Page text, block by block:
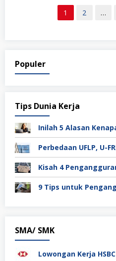
Paginasi 1 2 …
Populer
Tips Dunia Kerja
SMA/ SMK
Lowongan Kerja HSBC